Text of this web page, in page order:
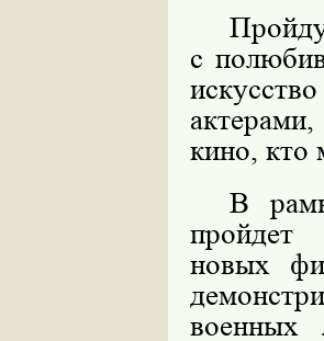
с
кино, кто
В
пройдет
новых
военных